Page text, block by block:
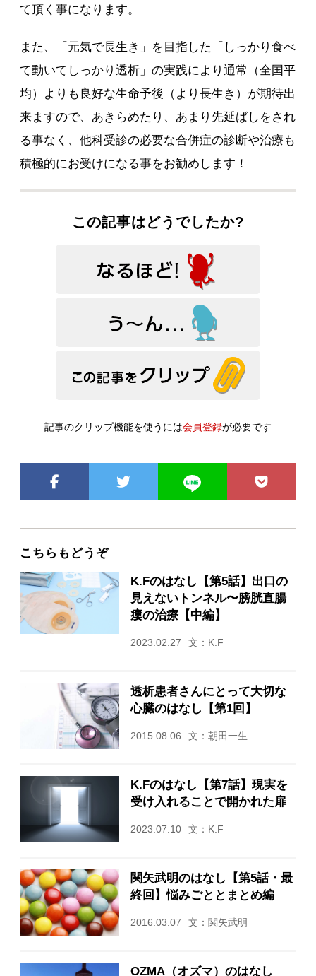
て頂く事になります。
また、「元気で長生き」を目指した「しっかり食べ
て動いてしっかり透析」の実践により通常（全国平
均）よりも良好な生命予後（より長生き）が期待出
来ますので、あきらめたり、あまり先延ばしをされ
る事なく、他科受診の必要な合併症の診断や治療も
積極的にお受けになる事をお勧めします！
この記事はどうでしたか?
記事のクリップ機能を使うには会員登録が必要です
こちらもどうぞ
K.Fのはなし【第5話】出口の
見えないトンネル〜膀胱直腸
瘻の治療【中編】
2023.02.27 文：K.F
透析患者さんにとって大切な
心臓のはなし【第1回】
2015.08.06 文：朝田一生
K.Fのはなし【第7話】現実を
受け入れることで開かれた扉
2023.07.10 文：K.F
関矢武明のはなし【第5話・最
終回】悩みごととまとめ編
2016.03.07 文：関矢武明
OZMA（オズマ）のはなし